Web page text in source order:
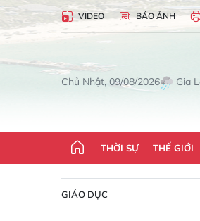
VIDEO BÁO ẢNH
Chủ Nhật, 09/08/2026 Gia
THỜI SỰ THẾ GIỚI
GIÁO DỤC